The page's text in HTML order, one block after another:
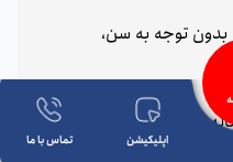
بیمه بدون توجه به سن،
مردان 50 ساله و زنان 45 ساله با 30 سال سابقه بیمه،
اپلیکیشن تماس با ما